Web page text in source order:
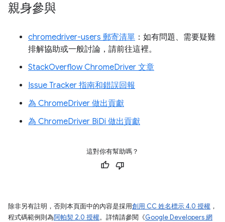
親身參與
chromedriver-users 郵寄清單 ：如有問題、需要疑難
排解協助或一般討論，請前往這裡。
StackOverflow ChromeDriver 文章
Issue Tracker 指南和錯誤回報
為 ChromeDriver 做出貢獻
為 ChromeDriver BiDi 做出貢獻
這對你有幫助嗎？
除非另有註明，否則本頁面中的內容是採用創用 CC 姓名標示 4.0 授權 ，
程式碼範例則為阿帕契 2.0 授權。詳情請參閱《Google Developers 網